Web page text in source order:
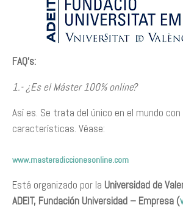
FAQ’s:
1.- ¿Es el Máster 100% online?
Así es. Se trata del único en el mundo
características. Véase:
www.masteradiccionesonline.com
Está organizado por la Universidad de
ADEIT, Fundación Universidad – Empresa (